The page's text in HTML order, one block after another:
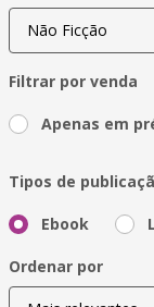
Filtrar por venda
Apenas em
Tipos de
Ebook
Ordenar por